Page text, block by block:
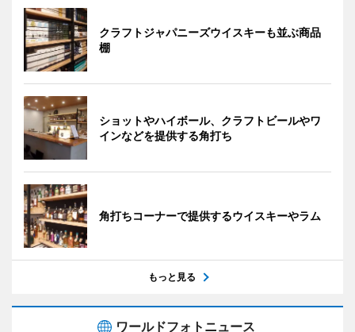
クラフトジャパニーズウイスキーも並ぶ商品
棚
ショットやハイボール、クラフトビールやワ
インなどを提供する角打ち
角打ちコーナーで提供するウイスキーやラム
もっと見る
ワールドフォトニュース